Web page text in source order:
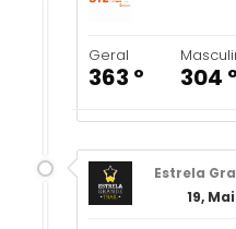
Geral
363 º 304 º
Estrela
19,